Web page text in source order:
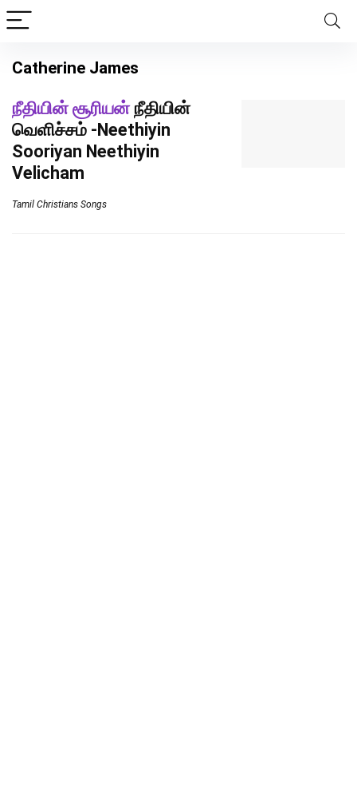
Catherine James
நீதியின் சூரியன்நீதியின்
வெளிச்சம் -Neethiyin
Sooriyan Neethiyin
Velicham
Tamil Christians Songs